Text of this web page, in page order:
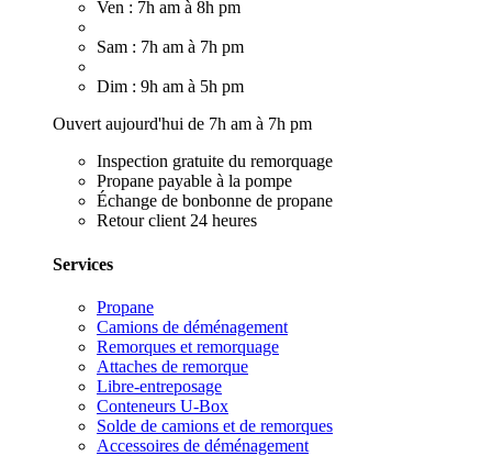
Ven : 7h am à 8h pm
Sam : 7h am à 7h pm
Dim : 9h am à 5h pm
Ouvert aujourd'hui de 7h am à 7h pm
Inspection gratuite du remorquage
Propane payable à la pompe
Échange de bonbonne de propane
Retour client 24 heures
Services
Propane
Camions de déménagement
Remorques et remorquage
Attaches de remorque
Libre-entreposage
Conteneurs U-Box
Solde de camions et de remorques
Accessoires de déménagement